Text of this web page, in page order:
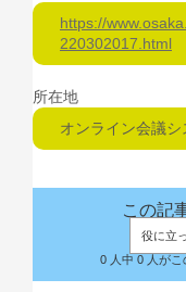
https://
220302017.html
所在地
オンライン会議
この記
役に立
0 人中 0 人がこ